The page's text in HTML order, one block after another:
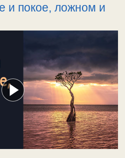
и покое, ложном и